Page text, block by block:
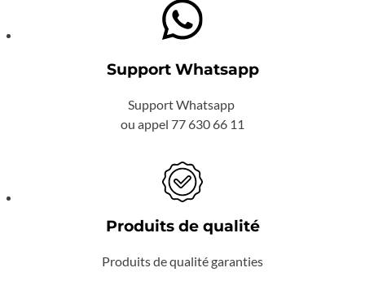
Support Whatsapp
Support Whatsapp
ou appel 77 630 66 11
Produits de qualité
Produits de qualité garanties